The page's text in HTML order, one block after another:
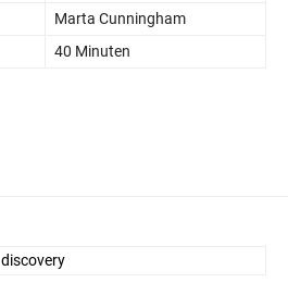
Marta Cunningham
40 Minuten
discovery